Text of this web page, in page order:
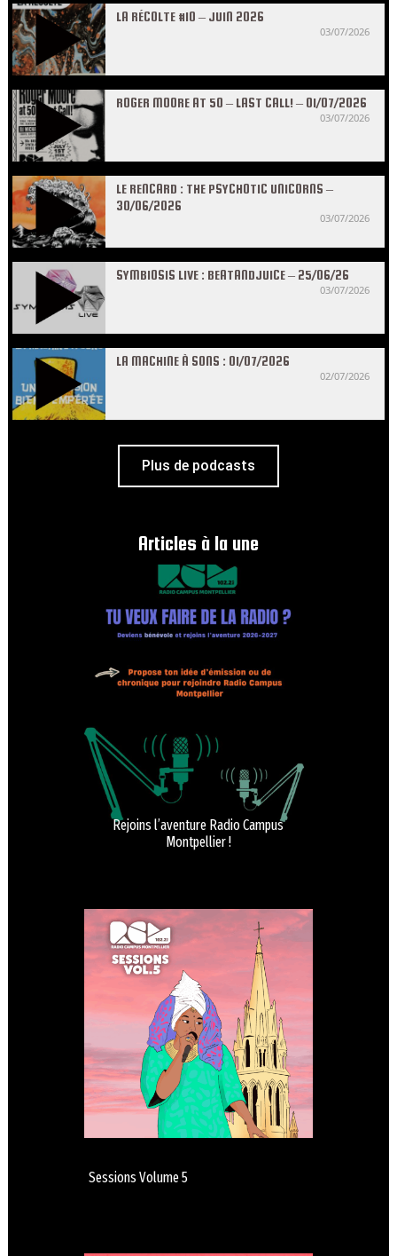
LA RÉCOLTE #10 – JUIN 2026
03/07/2026
ROGER MOORE AT 50 – LAST CALL! – 01/07/2026
03/07/2026
LE RENCARD : THE PSYCHOTIC UNICORNS –
30/06/2026
03/07/2026
SYMBIOSIS LIVE : BEATANDJUICE – 25/06/26
03/07/2026
LA MACHINE À SONS : 01/07/2026
02/07/2026
Plus de podcasts
Articles à la une
Rejoins l’aventure Radio Campus
Montpellier !
Sessions Volume 5